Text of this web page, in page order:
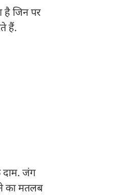
है जिन पर
हैं.
दाम. जंग
का मतलब